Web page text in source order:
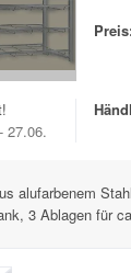
27.06.
alufarbenem
3 Ablagen für